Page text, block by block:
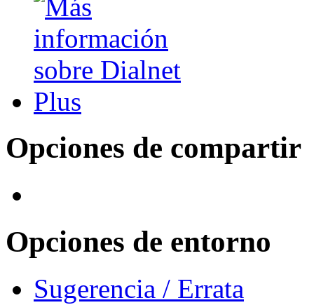
Opciones de compartir
Opciones de entorno
Sugerencia / Errata